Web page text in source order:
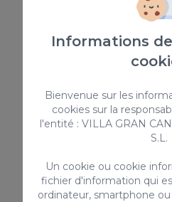
Draps et serviettes
Parking - dans la rue
Chaise haute
Réfrigérateur
Congélateur
Informations
Bienvenue sur les
cookies sur la
l'entité : VILLA GRAN
S.L.
Un cookie ou cookie
fichier d'information qui
ordinateur, smartphone